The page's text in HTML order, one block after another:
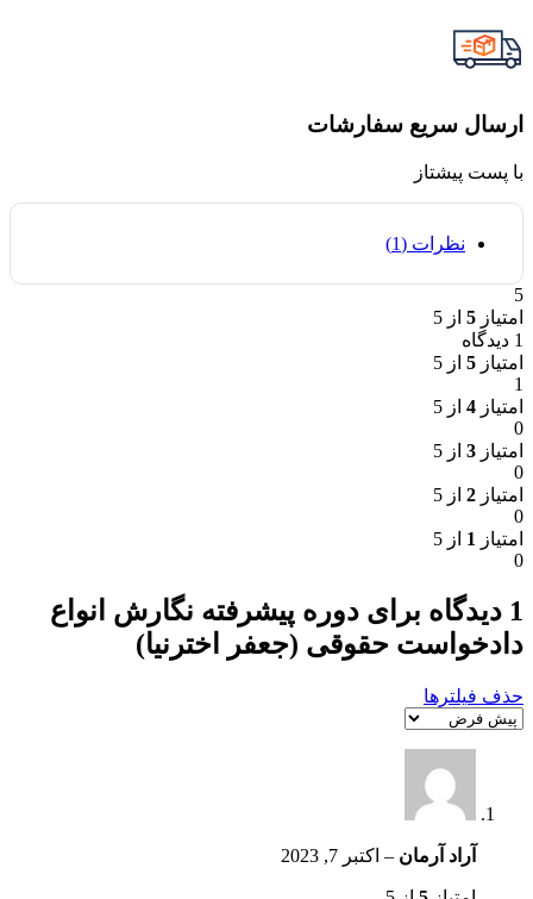
ارسال سریع سفارشات
با پست پیشتاز
نظرات (1)
5
امتیاز 5 از 5
1 دیدگاه
امتیاز 5 از 5
1
امتیاز 4 از 5
0
امتیاز 3 از 5
0
امتیاز 2 از 5
0
امتیاز 1 از 5
0
1 دیدگاه برای
دوره پیشرفته نگارش انواع
دادخواست حقوقی (جعفر اخترنیا)
حذف فیلترها
آراد آرمان – اکتبر 7, 2023